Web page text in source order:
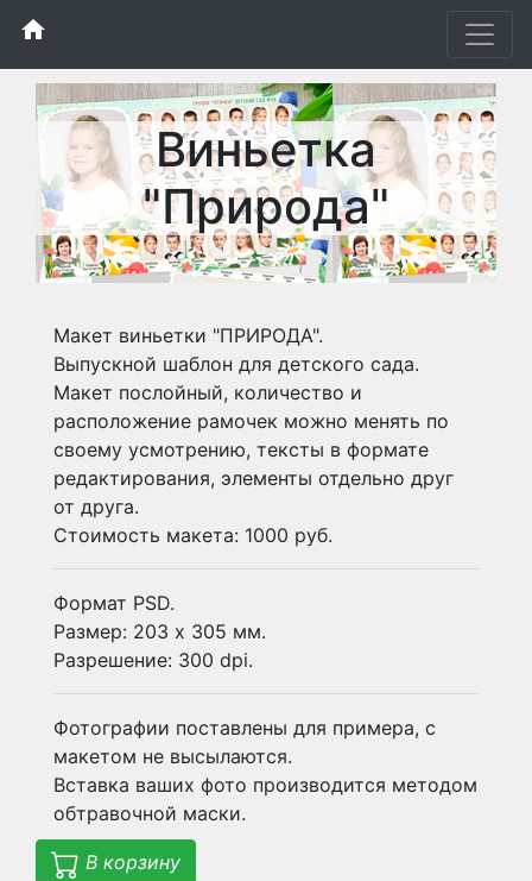
home
Виньетка
"Природа"
Макет виньетки "ПРИРОДА".
Выпускной шаблон для детского сада.
Макет послойный, количество и
расположение рамочек можно менять по
своему усмотрению, тексты в формате
редактирования, элементы отдельно друг
от друга.
Стоимость макета: 1000 руб.
Формат PSD.
Размер: 203 x 305 мм.
Разрешение: 300 dpi.
Фотографии поставлены для примера, с
макетом не высылаются.
Вставка ваших фото производится методом
обтравочной маски.
В корзину